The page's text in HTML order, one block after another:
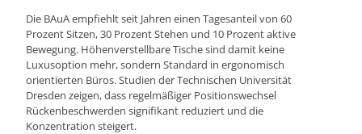
Die BAuA empfiehlt seit Jahren einen Tagesanteil von 60
Prozent Sitzen, 30 Prozent Stehen und 10 Prozent aktive
Bewegung. Höhenverstellbare Tische sind damit keine
Luxusoption mehr, sondern Standard in ergonomisch
orientierten Büros. Studien der Technischen Universität
Dresden zeigen, dass regelmäßiger Positionswechsel
Rückenbeschwerden signifikant reduziert und die
Konzentration steigert.